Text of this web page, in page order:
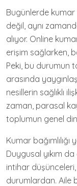
Bugünlerde
değil, aynı
alıyor. Online
erişim sağlarken,
Peki, bu durumun
arasında
nesillerin sağlıklı
zaman, parasal
toplumun genel
Kumar bağımlılığı
Duygusal yıkım
intihar düşünceleri,
durumlardan. Aile